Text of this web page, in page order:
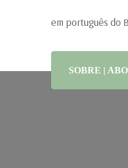
em português do
SOBRE |